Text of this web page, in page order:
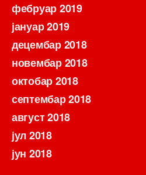
фебруар 2019
јануар 2019
децембар 2018
новембар 2018
октобар 2018
септембар 2018
август 2018
јул 2018
јун 2018